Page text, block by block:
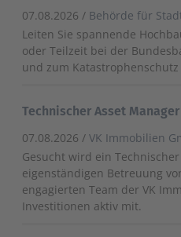
07.08.2026 / Behörde für
Leiten Sie spannende
oder Teilzeit bei der
und zum Katastrophenschutz
Technischer Asset
07.08.2026 /VK Immobilien
Gesucht wird ein
eigenständigen Betreuung
engagierten Team der VK
Investitionen aktiv mit.